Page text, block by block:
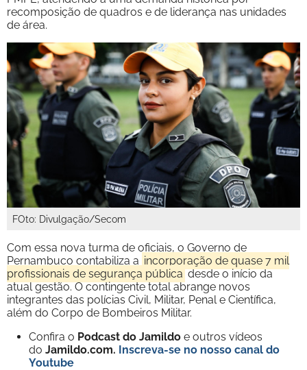
recomposição de quadros e de liderança nas unidades
de área.
FOto: Divulgação/Secom
Com essa nova turma de oficiais, o Governo de
Pernambuco contabiliza a incorporação de quase 7 mil
profissionais de segurança pública desde o início da
atual gestão. O contingente total abrange novos
integrantes das polícias Civil, Militar, Penal e Científica,
além do Corpo de Bombeiros Militar.
Confira o Podcast do Jamildo e outros vídeos
do Jamildo.com. Inscreva-se no nosso canal do
Youtube